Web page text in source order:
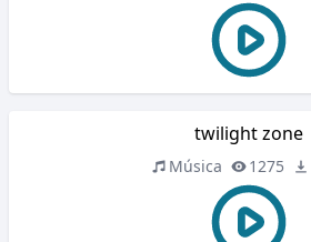
twilight zone
Música 1275